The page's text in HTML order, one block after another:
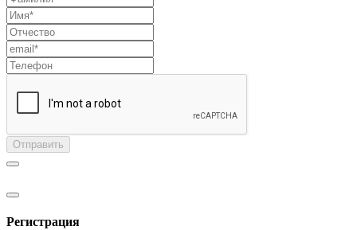
Отправить
Регистрация